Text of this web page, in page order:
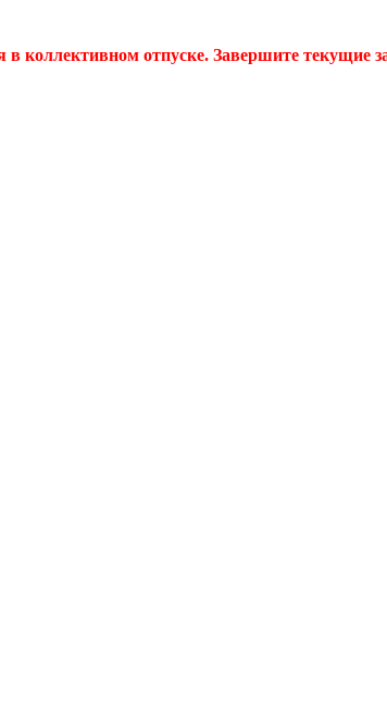
коллективном отпуске. Завершите текущие